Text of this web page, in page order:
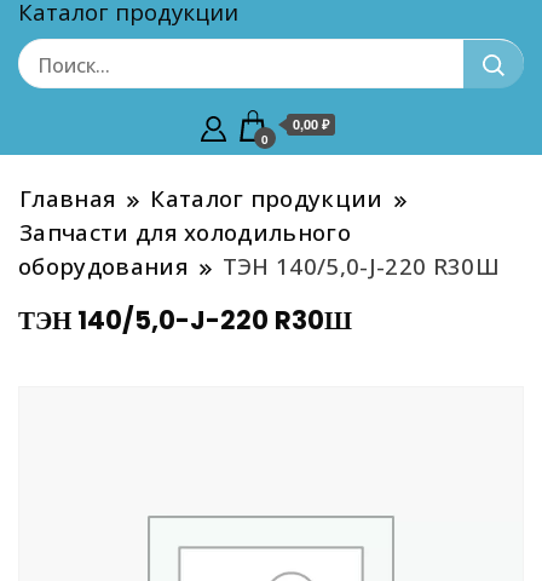
Каталог продукции
0
0,00 ₽
Главная
Каталог продукции
Запчасти для холодильного
оборудования
ТЭН 140/5,0-J-220 R30Ш
ТЭН 140/5,0-J-220 R30Ш